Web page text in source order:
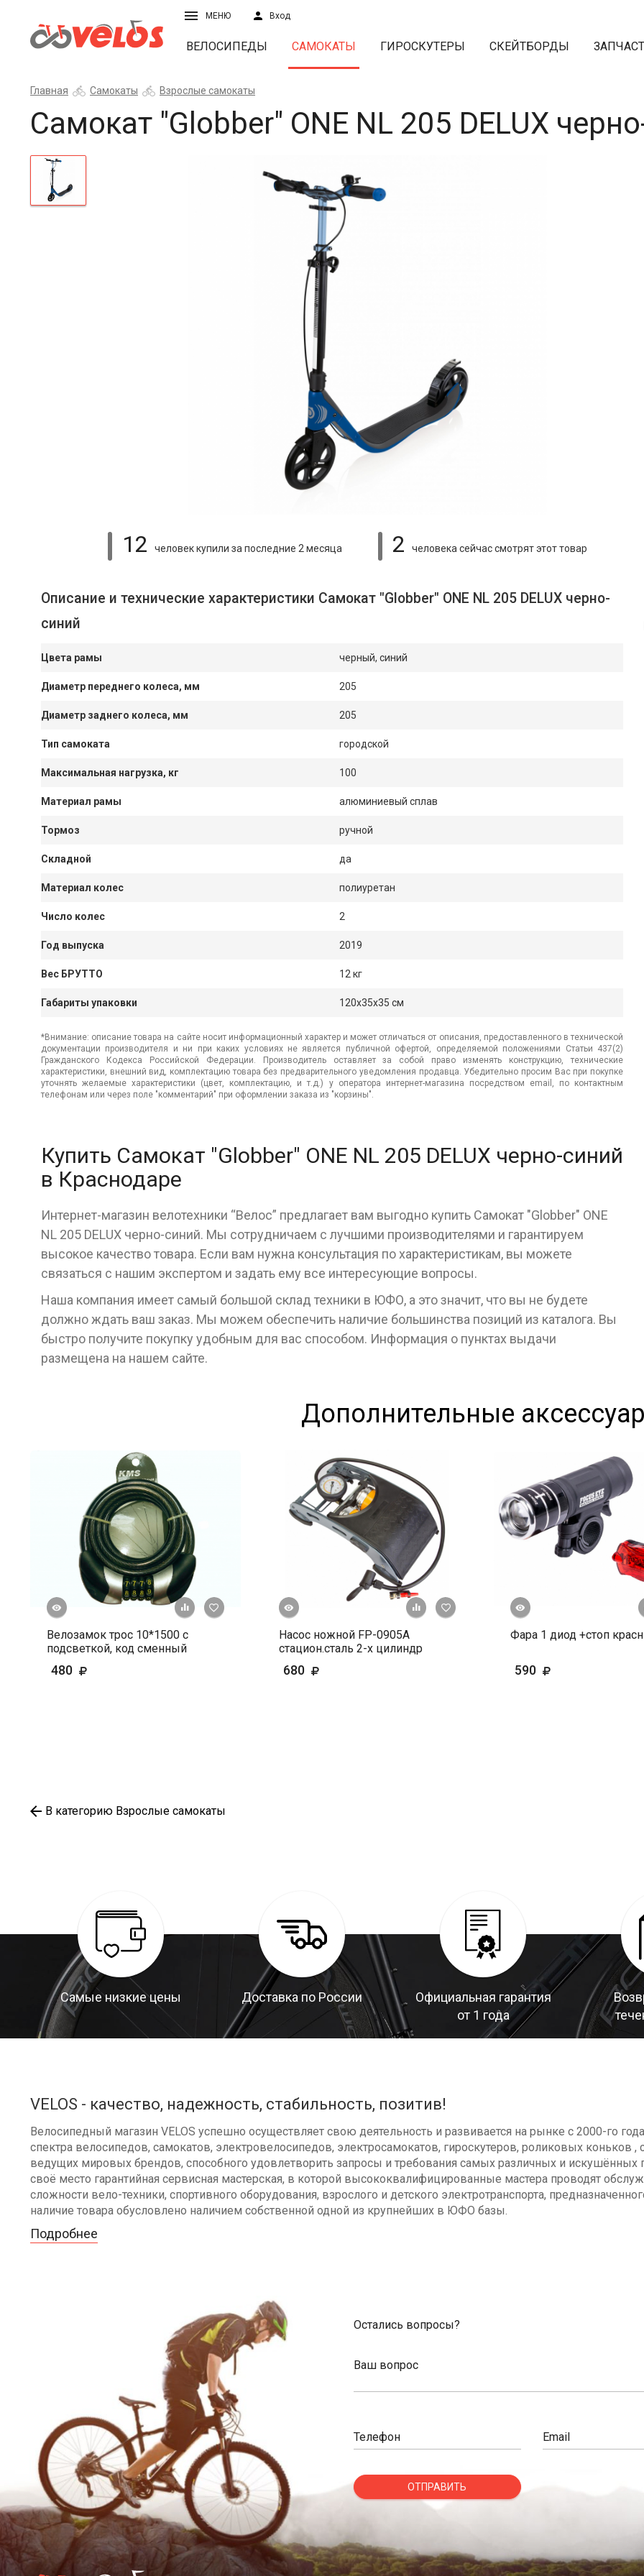
МЕНЮ Вход
ВЕЛОСИПЕДЫ САМОКАТЫ ГИРОСКУТЕРЫ СКЕЙТБОРДЫ
Главная Самокаты Взрослые самокаты
Самокат "Globber" ONE NL 205 DELUX
12 человек купили за последние 2 месяца 2 человека сейчас смотрятэтот товар
Описание и технические характеристики Самокат "Globber" ONE NL 205 DELUX черно-
синий
Цвета рамы черный, синий
Диаметр переднего колеса, мм 205
Диаметр заднего колеса, мм 205
Тип самоката городской
Максимальная нагрузка, кг 100
Материал рамы алюминиевый сплав
Тормоз ручной
Складной да
Материал колес полиуретан
Число колес 2
Год выпуска 2019
Вес БРУТТО 12 кг
Габариты упаковки 120x35x35 см
*Внимание: описание товара на сайте носит информационный характер и может отличаться от описания, предоставленного в технической
документации производителя и ни при каких условиях не является публичной офертой, определяемой положениями Статьи 437(2)
Гражданского Кодекса Российской Федерации. Производитель оставляет за собой право изменять конструкцию, технические
характеристики, внешний вид, комплектацию товара без предварительного уведомления продавца. Убедительно просим Вас при покупке
уточнять желаемые характеристики (цвет, комплектацию, и т.д.) у оператора интернет-магазина посредством email, по контактным
телефонам или через поле "комментарий" при оформлении заказа из "корзины".
Купить Самокат "Globber" ONE NL 205 DELUX черно-синий
в Краснодаре
Интернет-магазин велотехники “Велос” предлагает вам выгодно купить Самокат "Globber" ONE
NL 205 DELUX черно-синий. Мы сотрудничаем с лучшими производителями и гарантируем
высокое качество товара. Если вам нужна консультация по характеристикам, вы можете
связаться с нашим экспертом и задать ему все интересующие вопросы.
Наша компания имеет самый большой склад техники в ЮФО, а это значит, что вы не будете
должно ждать ваш заказ. Мы можем обеспечить наличие большинства позиций из каталога. Вы
быстро получите покупку удобным для вас способом. Информация о пунктах выдачи
размещена на нашем сайте.
Дополнительные
+ К сравнению
В избранное
Велозамок трос 10*1500 с
подсветкой, код сменный
480
+ К сравнению
В избранное
Быстрый просмотр
Насос ножной FP-0905А
стацион.сталь 2-х цилиндр
680
Быстрый просмотр
Фара 1 диод +стоп
590
В категорию Взрослые самокаты
Самые низкие цены Доставка по России
Официальная гарантия
от 1 года
VELOS - качество, надежность, стабильность, позитив!
Велосипедный магазин VELOS успешно осуществляет свою деятельность и развивается на рынке с 2000-го
спектра велосипедов, самокатов, электровелосипедов, электросамокатов, гироскутеров, роликовых коньков ,
ведущих мировых брендов, способного удовлетворить запросы и требования самых различных и искушённых
своё место гарантийная сервисная мастерская, в которой высококвалифицированные мастера проводят
сложности вело-техники, спортивного оборудования, взрослого и детского электротранспорта,
наличие товара обусловлено наличием собственной одной из крупнейших в ЮФО базы.
Подробнее
Остались вопросы?
Ваш вопрос
Телефон Email
ОТПРАВИТЬ